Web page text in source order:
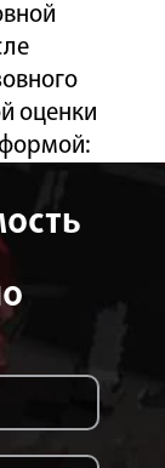
оценки